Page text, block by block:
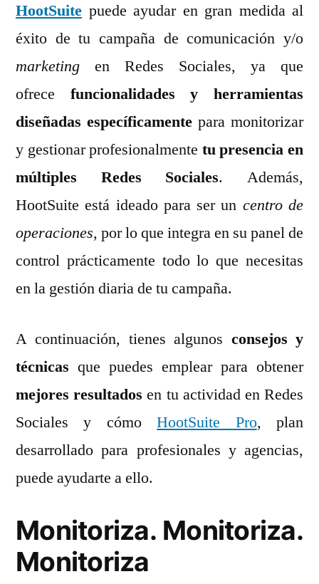
HootSuite puede ayudar en gran medida al
éxito de tu campaña de comunicación y/o
marketing en Redes Sociales, ya que
ofrece funcionalidades y herramientas
diseñadas específicamente para monitorizar
y gestionar profesionalmente tu presencia en
múltiples Redes Sociales. Además,
HootSuite está ideado para ser un centro de
operaciones, por lo que integra en su panel de
control prácticamente todo lo que necesitas
en la gestión diaria de tu campaña.
A continuación, tienes algunos consejos y
técnicas que puedes emplear para obtener
mejores resultados en tu actividad en Redes
Sociales y cómoHootSuite Pro, plan
desarrollado para profesionales y agencias,
puede ayudarte a ello.
Monitoriza. Monitoriza.
Monitoriza